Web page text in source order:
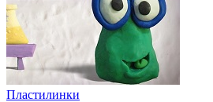
Пластилинки